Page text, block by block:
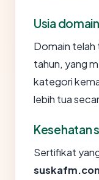
Usia domain
Domain telah
tahun, yang
kategori
lebih tua
Kesehatan
Sertifikat